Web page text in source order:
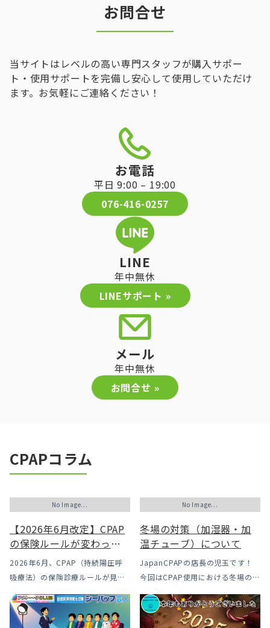
お問合せ
当サイトはレベルの高い専門スタッフが購入サポー
ト・使用サポートを完備し安心して使用していただけ
ます。お気軽にご連絡ください！
お電話
平日 9:00 – 19:00
076-416-0257
LINE
年中無休
LINEサポート »
メール
年中無休
お問合せ »
CPAPコラム
No Image...
【2026年6月改定】CPAP
の保険ルールが変わった
｜CPAPが使えなくなるか
も？変更のメリット・デ
う選択肢
2026年6月、CPAP（持続陽圧呼
吸療法）の保険診療ルールが見直
ルは下がった一方で、「続ける」
ための条件はこれまでより厳しく
No Image...
冬場の対策（加湿器・加
温チューブ）について
JapanCPAPの店長の児玉です！
今回はCPAP使用における冬場のよ
露」についてのお話をさせて頂き
ます。 我々の拠点の北陸はCPAP